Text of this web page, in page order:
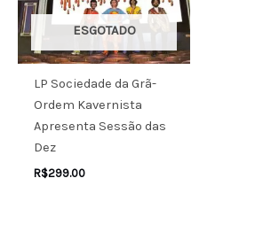
ESGOTADO
LP Sociedade da Grã-
Ordem Kavernista
Apresenta Sessão das
Dez
R$299.00